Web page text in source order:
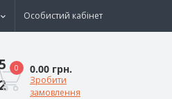
Особистий кабінет
0 0.00 грн.
Зробити
замовлення